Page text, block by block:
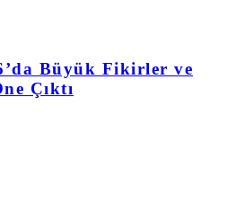
Büyük Fikirler ve
Çıktı